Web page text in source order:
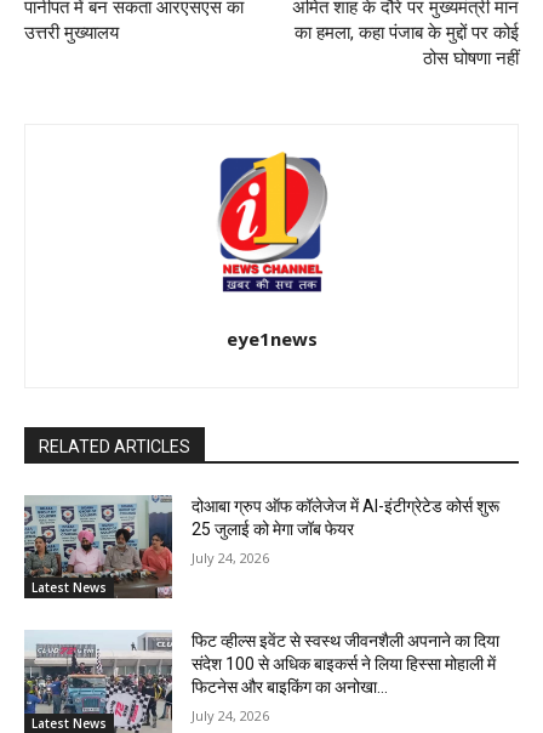
पानीपत में बन सकता आरएसएस का
उत्तरी मुख्यालय
अमित शाह के दौरे पर मुख्यमंत्री मान
का हमला, कहा पंजाब के मुद्दों पर कोई
ठोस घोषणा नहीं
eye1news
RELATED ARTICLES
Latest News
दोआबा ग्रुप ऑफ कॉलेजेज में AI-इंटीग्रेटेड कोर्स शुरू
25 जुलाई को मेगा जॉब फेयर
July 24, 2026
Latest News
फिट व्हील्स इवेंट से स्वस्थ जीवनशैली अपनाने का दिया
संदेश 100 से अधिक बाइकर्स ने लिया हिस्सा मोहाली में
फिटनेस और बाइकिंग का अनोखा...
July 24, 2026